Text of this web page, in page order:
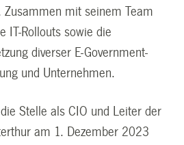
Zusammen mit seinem Team
IT-Rollouts sowie die
diverser E-Government-
und Unternehmen.
Stelle als CIO und Leiter der
am 1. Dezember 2023